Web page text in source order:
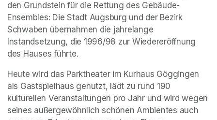
den Grundstein für die Rettung des Gebäude-
Ensembles: Die Stadt Augsburg und der Bezirk
Schwaben übernahmen die jahrelange
Instandsetzung, die 1996/98 zur Wiedereröffnung
des Hauses führte.
Heute wird das Parktheater im Kurhaus Göggingen
als Gastspielhaus genutzt, lädt zu rund 190
kulturellen Veranstaltungen pro Jahr und wird wegen
seines außergewöhnlich schönen Ambientes auch